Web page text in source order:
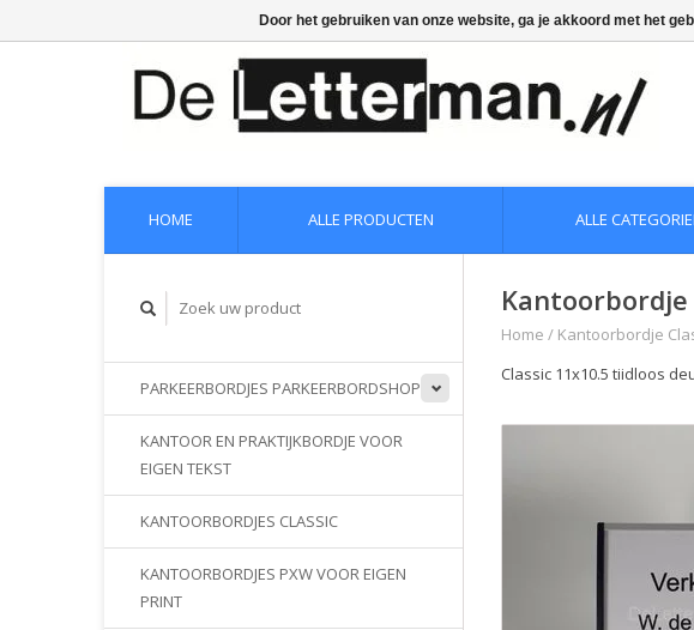
HOME ALLE PRODUCTEN ALLE
PARKEERBORDJES PARKEERBORDSHOP
KANTOOR EN PRAKTIJKBORDJE VOOR
EIGEN TEKST
KANTOORBORDJES CLASSIC
KANTOORBORDJES PXW VOOR EIGEN
PRINT
Kantoorbordje
Home / Kantoorbordje
Classic 11x10.5 tiidloos
Door het gebruiken van onze website, ga je akkoord met het